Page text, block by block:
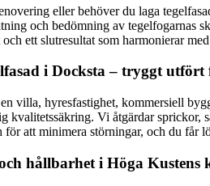
eller behöver du laga
och bedömning av tegelfogarnas
ett slutresultat som harmonierar
i Docksta – tryggt
villa, hyresfastighet, kommersiell
kvalitetssäkring. Vi åtgärdar sprickor,
för att minimera störningar, och du får
hållbarhet i Höga Kustens